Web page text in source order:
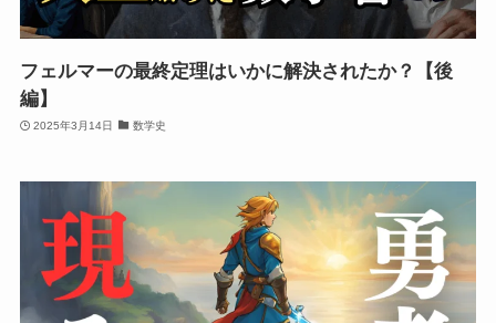
フェルマーの最終定理はいかに解決されたか？【後
編】
2025年3月14日 数学史